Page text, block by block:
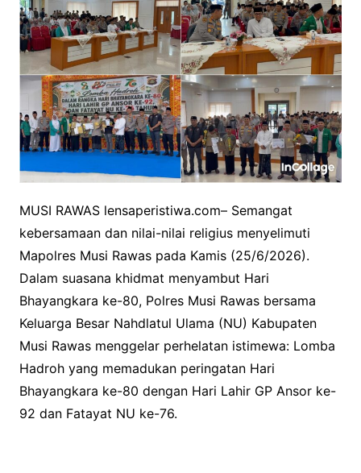
MUSI RAWAS lensaperistiwa.com– Semangat
kebersamaan dan nilai-nilai religius menyelimuti
Mapolres Musi Rawas pada Kamis (25/6/2026).
Dalam suasana khidmat menyambut Hari
Bhayangkara ke-80, Polres Musi Rawas bersama
Keluarga Besar Nahdlatul Ulama (NU) Kabupaten
Musi Rawas menggelar perhelatan istimewa: Lomba
Hadroh yang memadukan peringatan Hari
Bhayangkara ke-80 dengan Hari Lahir GP Ansor ke-
92 dan Fatayat NU ke-76.